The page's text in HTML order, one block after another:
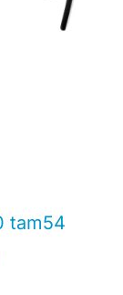
tam54